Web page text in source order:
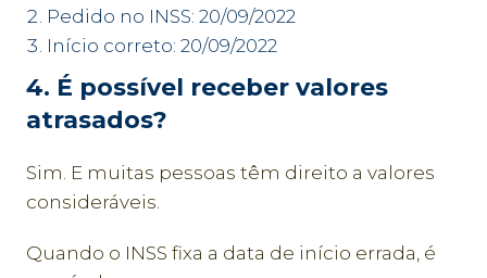
Pedido no INSS: 20/09/2022
Início correto: 20/09/2022
4. É possível receber valores
atrasados?
Sim. E muitas pessoas têm direito a valores
consideráveis.
Quando o INSS fixa a data de início errada, é